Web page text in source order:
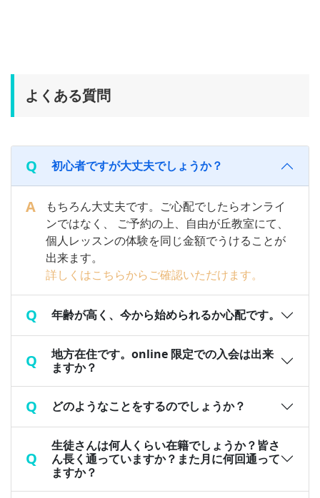
よくある質問
初心者ですが大丈夫でしょうか？
もちろん大丈夫です。ご心配でしたらオンライ
ンではなく、 ご予約の上、自由が丘教室にて、
個人レッスンの体験を同じ金額でうけることが
出来ます。
詳しくはこちらからご確認いただけます。
年齢が高く、今から始められるか心配です。
地方在住です。online 限定での入会は出来
ますか？
どのようなことをするのでしょうか？
生徒さんは何人くらい在籍でしょうか？皆さ
ん長く通っていますか？また月に何回通って
ますか？